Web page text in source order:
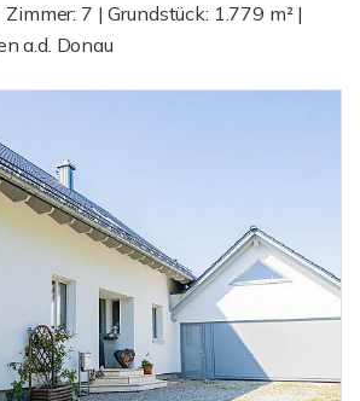
7 | Grundstück: 1.779 m² |
a.d. Donau